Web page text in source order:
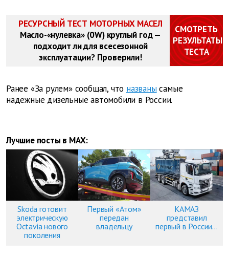
РЕСУРСНЫЙ ТЕСТ МОТОРНЫХ МАСЕЛ
Масло-«нулевка» (0W) круглый год —
подходит ли для всесезонной
эксплуатации? Проверили!
СМОТРЕТЬ
РЕЗУЛЬТАТЫ
ТЕСТА
Ранее «За рулем» сообщал, что названысамые
надежные дизельные автомобили в России.
Лучшие посты в MAX:
Skoda готовит
электрическую
Octavia нового
поколения
Первый «Атом»
передан
владельцу
КАМАЗ
представил
первый в России...